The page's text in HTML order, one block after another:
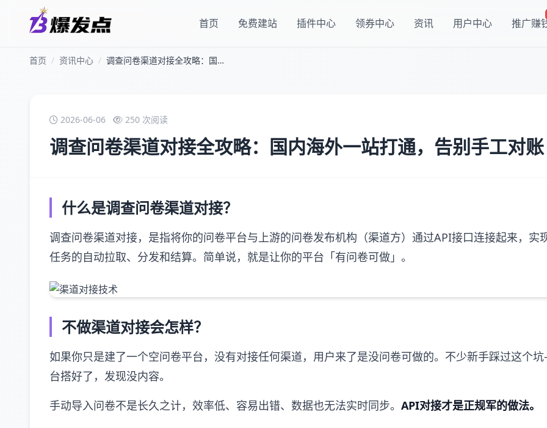
首页 免费建站 插件中心 领券中心 资讯 用户中心 推广赚
首页 / 资讯中心 / 调查问卷渠道对接全攻略：国内海外一站打通，告别手工对账
2026-06-06 250 次阅读
调查问卷渠道对接全攻略：国内海外一站打通，告别手工对账
什么是调查问卷渠道对接？
调查问卷渠道对接，是指将你的问卷平台与上游的问卷发布机构（渠道方）通过API接口连接起来，实
任务的自动拉取、分发和结算。简单说，就是让你的平台「有问卷可做」。
不做渠道对接会怎样？
如果你只是建了一个空问卷平台，没有对接任何渠道，用户来了是没问卷可做的。不少新手踩过这个
台搭好了，发现没内容。
手动导入问卷不是长久之计，效率低、容易出错、数据也无法实时同步。 API对接才是正规军的做法。